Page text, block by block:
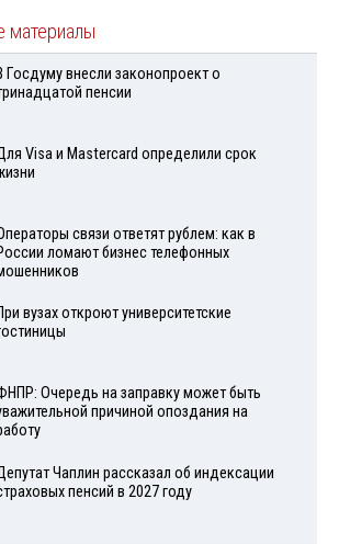
Госдуму внесли законопроект о
пенсии
Visа и Mastercard определили срок
связи ответят рублем: как в
ломают бизнес телефонных
вузах откроют университетские
Очередь на заправку может быть
причиной опоздания на
Чаплин рассказал об индексации
пенсий в 2027 году